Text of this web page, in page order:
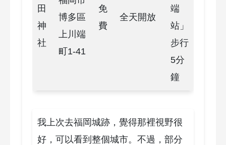
田
神
社
博多區
上川端
町1-41
免
費
全天開放
端
站」
步行
5分
鐘
我上次去福岡城跡，覺得那裡視野很
好，可以看到整個城市。不過，部分